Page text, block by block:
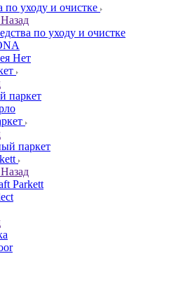
по уходу и очистке
Назад
по уходу и очистке
Нет
паркет
паркет
Назад
Parkett